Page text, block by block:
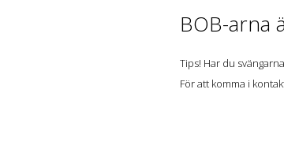
BOB-arna
Tips! Har du
För att komma i